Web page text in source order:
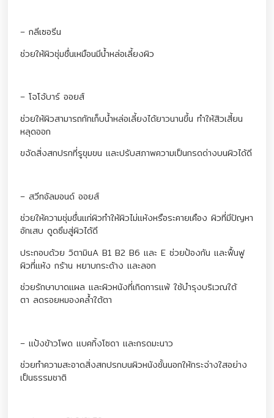
– กลีเซอรีน
ช่วยให้ผิวชุ่มชื่นเหมือนมีน้ำหล่อเลี้ยงผิว
– โจโจ้บาร์ ออยส์
ช่วยให้ผิวสามารถกักเก็บน้ำหล่อเลี้ยงได้ยาวนานขึ้น ทำให้สิวเสี้ยน
หลุดออก
ขจัดสิ่งสกปรกที่รูขุมขน และปรับสภาพความเป็นกรดด่างบนผิวได้ดี
– สวีทอัลมอนด์ ออยส์
ช่วยให้ความชุ่มชื่นแก่ผิวทำให้ผิวไม่แห้งหรือระคายเคือง ผิวที่มีปัญหา
อักเสบ ดูดซึมสู่ผิวได้ดี
ประกอบด้วย วิตามินA B1 B2 B6 และ E ช่วยป้องกัน และฟื้นฟู
ผิวที่แห้ง กร้าน หยาบกระด้าง และลอก
ช่วยรักษาบาดแผล และผิวหนังที่เกิดการแพ้ ใช้บำรุงบริเวณใต้
ตา ลดรอยหมองคล้ำใต้ตา
– แป้งข้าวโพด แบคกิ้งโซดา และกรดมะนาว
ช่วยทำความสะอาดสิ่งสกปรกบนผิวหนังชั้นนอกให้กระจ่างใสอย่าง
เป็นธรรมชาติ